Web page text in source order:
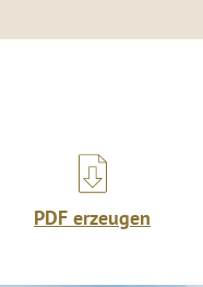
PDF erzeugen